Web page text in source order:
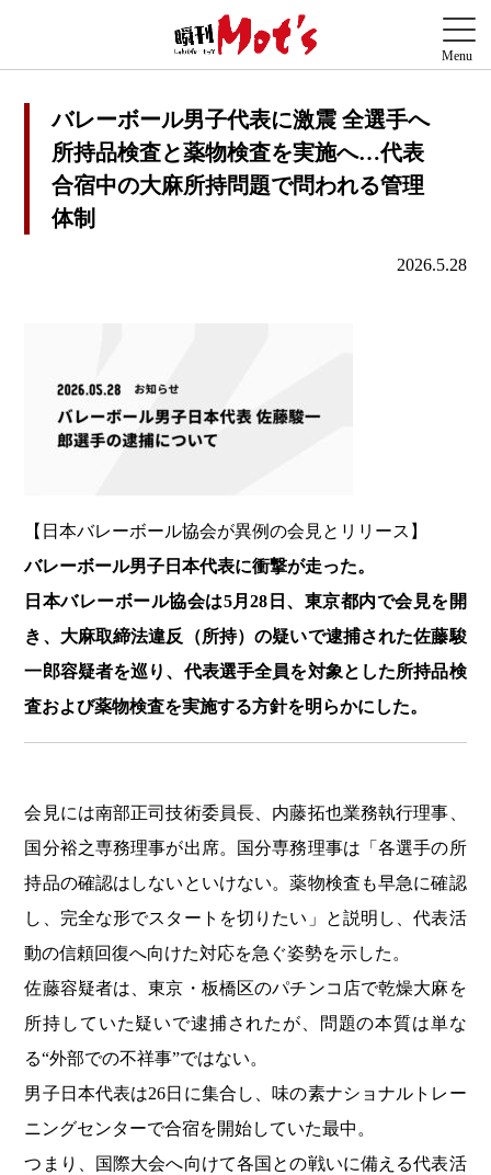
バレーボール男子代表に激震 全選手へ
所持品検査と薬物検査を実施へ…代表
合宿中の大麻所持問題で問われる管理
体制
2026.5.28
【日本バレーボール協会が異例の会見とリリース】
バレーボール男子日本代表に衝撃が走った。
日本バレーボール協会は5月28日、東京都内で会見を開
き、大麻取締法違反（所持）の疑いで逮捕された佐藤駿
一郎容疑者を巡り、代表選手全員を対象とした所持品検
査および薬物検査を実施する方針を明らかにした。
会見には南部正司技術委員長、内藤拓也業務執行理事、
国分裕之専務理事が出席。国分専務理事は「各選手の所
持品の確認はしないといけない。薬物検査も早急に確認
し、完全な形でスタートを切りたい」と説明し、代表活
動の信頼回復へ向けた対応を急ぐ姿勢を示した。
佐藤容疑者は、東京・板橋区のパチンコ店で乾燥大麻を
所持していた疑いで逮捕されたが、問題の本質は単な
る“外部での不祥事”ではない。
男子日本代表は26日に集合し、味の素ナショナルトレー
ニングセンターで合宿を開始していた最中。
つまり、国際大会へ向けて各国との戦いに備える代表活